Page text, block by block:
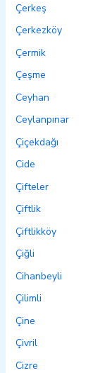
Çerkeş
Çerkezköy
Çermik
Çeşme
Ceyhan
Ceylanpınar
Çiçekdağı
Cide
Çifteler
Çiftlik
Çiftlikköy
Çiğli
Cihanbeyli
Çilimli
Çine
Çivril
Cizre